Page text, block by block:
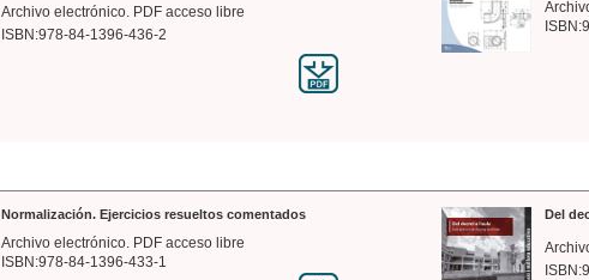
Archivo electrónico. PDF acceso libre
ISBN:978-84-1396-436-2
Normalización. Ejercicios resueltos comentados
Archivo electrónico. PDF acceso libre
ISBN:978-84-1396-433-1
Del